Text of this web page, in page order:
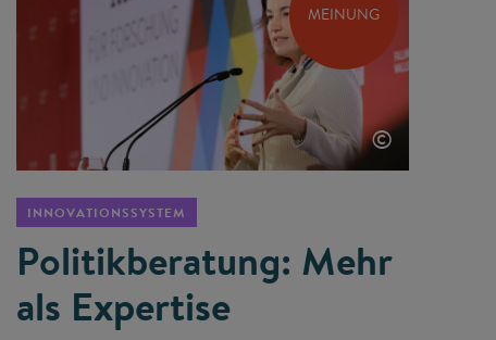
MEINUNG
©
INNOVATIONSSYSTEM
Politikberatung: Mehr
als Expertise